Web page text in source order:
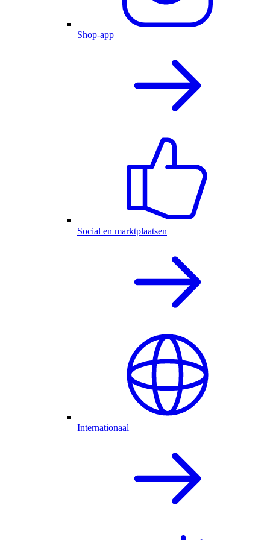
Shop-app
Social en marktplaatsen
Internationaal